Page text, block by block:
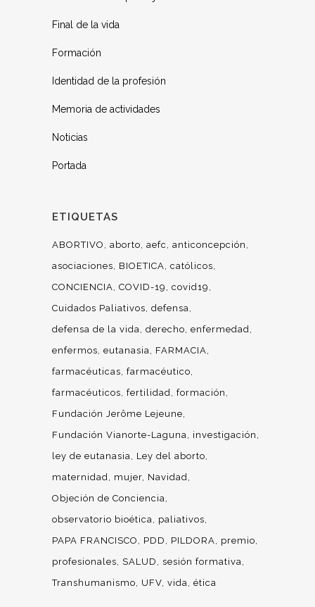
Final de la vida
Formación
Identidad de la profesión
Memoria de actividades
Noticias
Portada
ETIQUETAS
ABORTIVO aborto aefc
anticoncepción
asociaciones
BIOETICA católicos
CONCIENCIA COVID-19
covid19
Cuidados Paliativos defensa
defensa de la vida derecho enfermedad
enfermos eutanasia
FARMACIA
farmacéuticas farmacéutico
farmacéuticos fertilidad formación
Fundación Jerôme Lejeune
Fundación Vianorte-Laguna
investigación
ley de eutanasia
Ley del aborto
maternidad
mujer Navidad
Objeción de Conciencia
observatorio bioética
paliativos
PAPA FRANCISCO
PDD PILDORA
premio
profesionales
SALUD
sesión formativa
Transhumanismo
UFV vida ética